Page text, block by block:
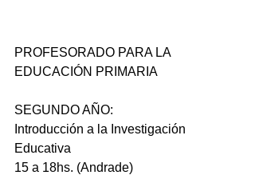
PROFESORADO PARA LA
EDUCACIÓN PRIMARIA
SEGUNDO AÑO:
Introducción a la Investigación
Educativa
15 a 18hs. (Andrade)